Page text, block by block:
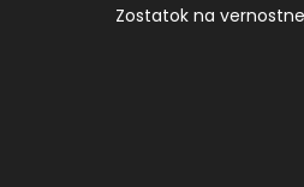
Zostatok na